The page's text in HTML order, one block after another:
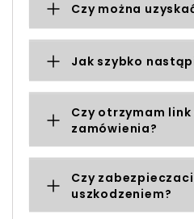
Czy można
Jak szybko
Czy otrzymam
zamówienia?
Czy
uszkodzeniem?